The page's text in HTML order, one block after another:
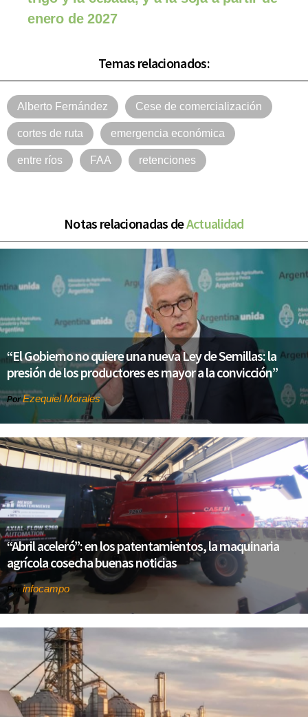
enero de 2027
Temas relacionados:
Alberto Fernández Cese de comercialización
cortes de ruta emergencia económica
entre ríos FAA retenciones
Notas relacionadas deActualidad
“El Gobierno no quiere una nueva Ley de Semillas: la
presión de los productores es mayor a la convicción”
PorEzequiel Morales
“Abril aceleró”: en los patentamientos, la maquinaria
agrícola cosecha buenas noticias
Por infocampo